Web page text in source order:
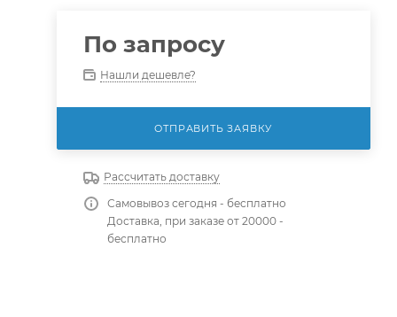
По запросу
Нашли дешевле?
ОТПРАВИТЬ ЗАЯВКУ
Рассчитать доставку
Самовывоз сегодня - бесплатно
Доставка, при заказе от 20000 -
бесплатно